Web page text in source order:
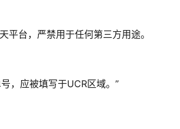
平台，严禁用于任何第三方用途。
应被填写于UCR区域。”